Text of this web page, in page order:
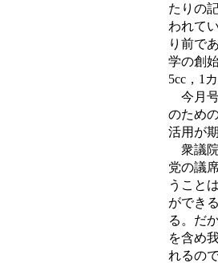
たりの
われて
り前で
学の創
5cc，1
今月号
のため
活用が
衆議院
党の議
うこと
ができ
る。だ
を含め
れるの